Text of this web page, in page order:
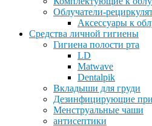
Облучатели-
Аксессуары к
Средства личной гигиены
Гигиена полости рта
LD
Matwave
Dentalpik
Вкладыши для груди
Дезинфицирующие
Менструальные чаши
антисептики